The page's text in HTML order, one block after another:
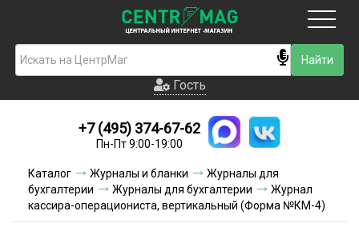
Гость
Новинки
Условия доставки
Условия оплаты
Гость
+7 (495) 374-67-62
Пн-Пт 9:00-19:00
Каталог Журналы и бланки
Журналы для
бухгалтерии
Журналы для бухгалтерии
Журнал
кассира-операциониста, вертикальный (Форма №КМ-4)